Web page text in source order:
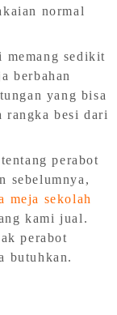
normal
memang sedikit
berbahan
yang bisa
rangka besi dari
perabot
sebelumnya,
meja sekolah
kami jual.
perabot
butuhkan.